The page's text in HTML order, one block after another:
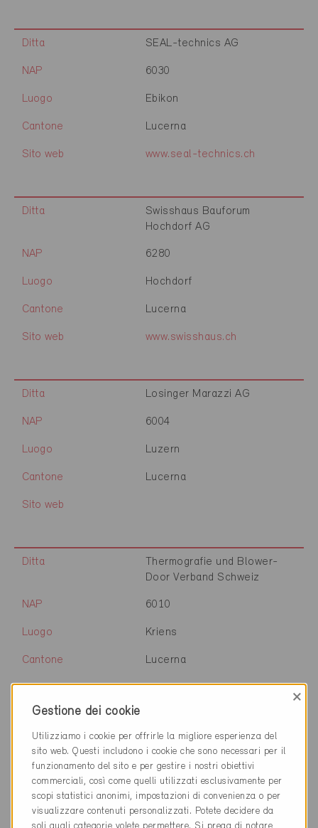
Ditta SEAL-technics AG
NAP 6030
Luogo Ebikon
Cantone Lucerna
Sito web www.seal-technics.ch
Ditta
Swisshaus Bauforum
Hochdorf AG
NAP 6280
Luogo Hochdorf
Cantone Lucerna
Sito web www.swisshaus.ch
Ditta Losinger Marazzi AG
NAP 6004
Luogo Luzern
Cantone Lucerna
Sito web
Ditta
Thermografie und Blower-
Door Verband Schweiz
NAP 6010
Luogo Kriens
Cantone Lucerna
Sito web www.thech.ch
Ditta Gartenmann Engineering AG
NAP 6003
Luogo Luzern
Gestione dei cookie
×
Utilizziamo i cookie per offrirle la migliore esperienza del
sito web. Questi includono i cookie che sono necessari per il
funzionamento del sito e per gestire i nostri obiettivi
commerciali, così come quelli utilizzati esclusivamente per
scopi statistici anonimi, impostazioni di convenienza o per
visualizzare contenuti personalizzati. Potete decidere da